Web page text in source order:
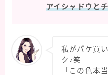
アイシャドウと
私がパケ買
ク♪笑
「この色本